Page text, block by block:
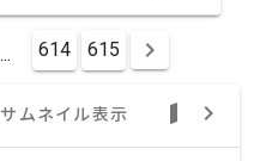
... 614 615
サムネイル表示 map 地図